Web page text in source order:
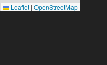
Leaflet | OpenStreetMap